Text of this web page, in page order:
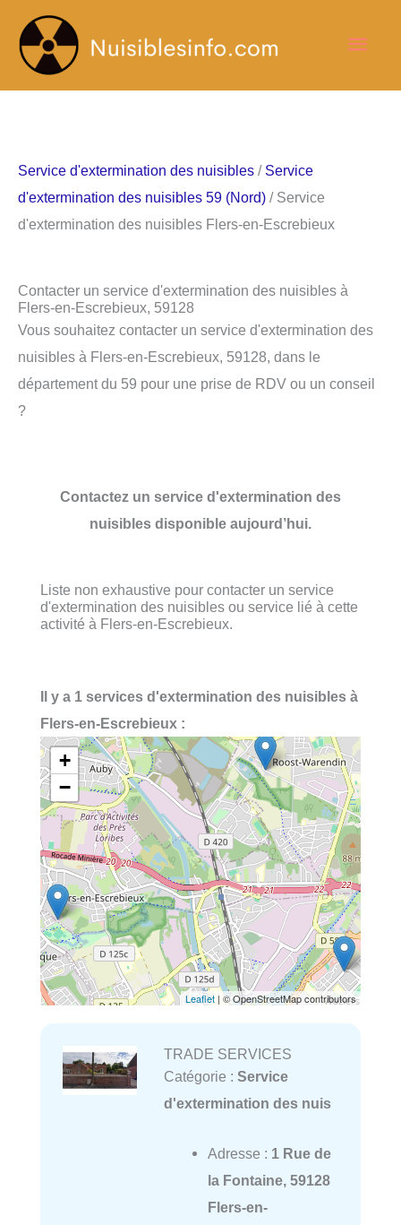
contenu
Service d'extermination des nuisibles / Service
d'extermination des nuisibles 59 (Nord) / Service
d'extermination des nuisibles Flers-en-Escrebieux
Contacter un service d'extermination des nuisibles à
Flers-en-Escrebieux, 59128
Vous souhaitez contacter un service d'extermination des
nuisibles à Flers-en-Escrebieux, 59128, dans le
département du 59 pour une prise de RDV ou un conseil
?
Contactez un service d'extermination des
nuisibles disponible aujourd’hui.
Liste non exhaustive pour contacter un service
d'extermination des nuisibles ou service lié à cette
activité à Flers-en-Escrebieux.
Il y a 1 services d'extermination des nuisibles à
Flers-en-Escrebieux :
+
−
Leaflet | © OpenStreetMap contributors
TRADE SERVICES
Catégorie : Service
d'extermination des nuis
Adresse : 1 Rue de
la Fontaine, 59128
Flers-en-